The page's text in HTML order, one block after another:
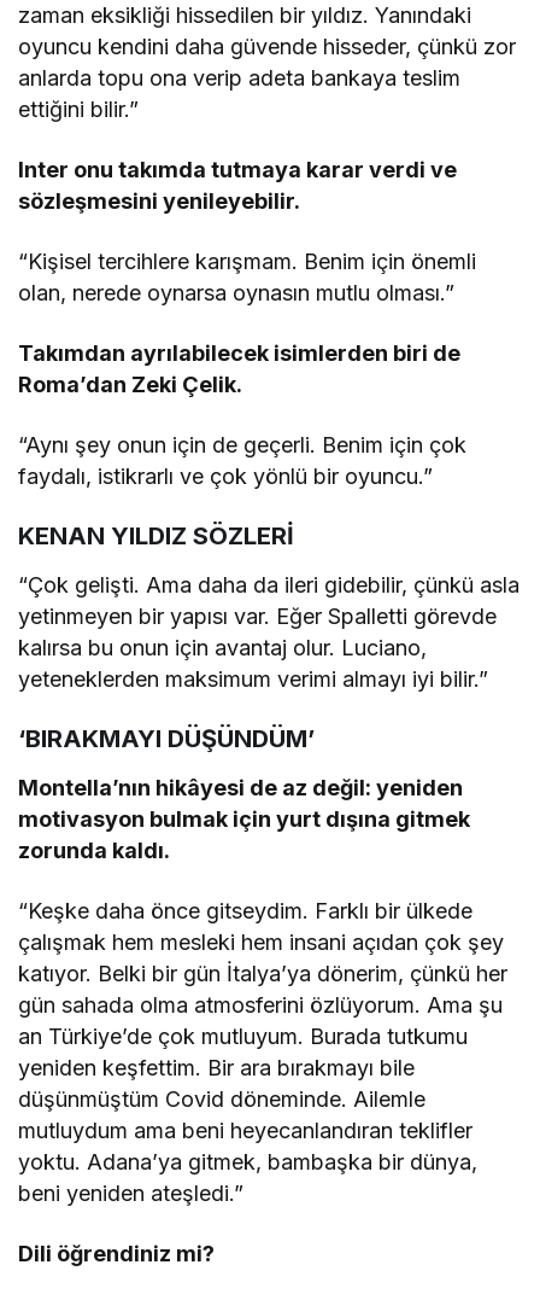
zaman eksikliği hissedilen bir yıldız. Yanındaki
oyuncu kendini daha güvende hisseder, çünkü zor
anlarda topu ona verip adeta bankaya teslim
ettiğini bilir.”
Inter onu takımda tutmaya karar verdi ve
sözleşmesini yenileyebilir.
“Kişisel tercihlere karışmam. Benim için önemli
olan, nerede oynarsa oynasın mutlu olması.”
Takımdan ayrılabilecek isimlerden biri de
Roma’dan Zeki Çelik.
“Aynı şey onun için de geçerli. Benim için çok
faydalı, istikrarlı ve çok yönlü bir oyuncu.”
KENAN YILDIZ SÖZLERİ
“Çok gelişti. Ama daha da ileri gidebilir, çünkü asla
yetinmeyen bir yapısı var. Eğer Spalletti görevde
kalırsa bu onun için avantaj olur. Luciano,
yeteneklerden maksimum verimi almayı iyi bilir.”
‘BIRAKMAYI DÜŞÜNDÜM’
Montella’nın hikâyesi de az değil: yeniden
motivasyon bulmak için yurt dışına gitmek
zorunda kaldı.
“Keşke daha önce gitseydim. Farklı bir ülkede
çalışmak hem mesleki hem insani açıdan çok şey
katıyor. Belki bir gün İtalya’ya dönerim, çünkü her
gün sahada olma atmosferini özlüyorum. Ama şu
an Türkiye’de çok mutluyum. Burada tutkumu
yeniden keşfettim. Bir ara bırakmayı bile
düşünmüştüm Covid döneminde. Ailemle
mutluydum ama beni heyecanlandıran teklifler
yoktu. Adana’ya gitmek, bambaşka bir dünya,
beni yeniden ateşledi.”
Dili öğrendiniz mi?